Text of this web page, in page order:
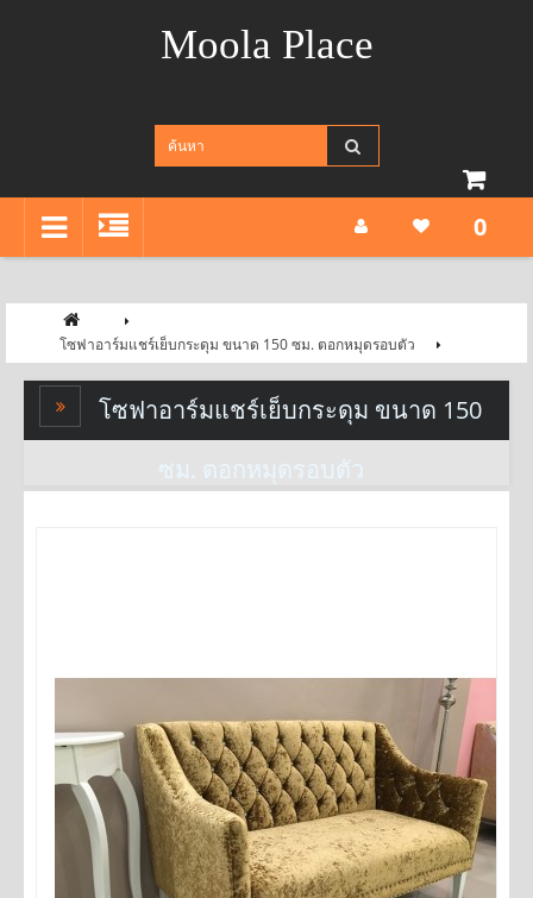
Moola Place
0
โซฟาอาร์มแชร์เย็บกระดุม ขนาด 150 ซม. ตอกหมุดรอบตัว
โซฟาอาร์มแชร์เย็บกระดุม ขนาด 150
ซม. ตอกหมุดรอบตัว